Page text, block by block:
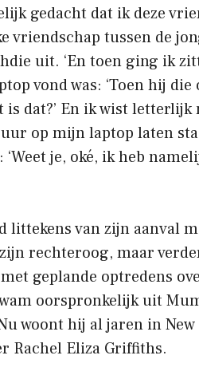
gedacht dat ik deze
vriendschap tussen de
uit. ‘En toen ging ik
vond was: ‘Toen hij die
is dat?’ En ik wist
op mijn laptop laten
je, oké, ik heb
littekens van zijn aanval
rechteroog, maar
geplande optredens
oorspronkelijk uit
woont hij al jaren in
Rachel Eliza Griffiths.